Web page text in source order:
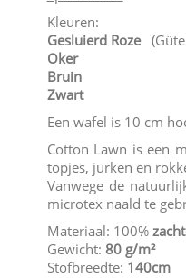
Kleuren:
Gesluierd Roze
Oker
Bruin
Zwart
Een wafel is 10 cm
Cotton Lawn is een
topjes, jurken en
Vanwege de
microtex naald te
Materiaal: 100%
Gewicht: 80 g/m²
Stofbreedte: 140cm